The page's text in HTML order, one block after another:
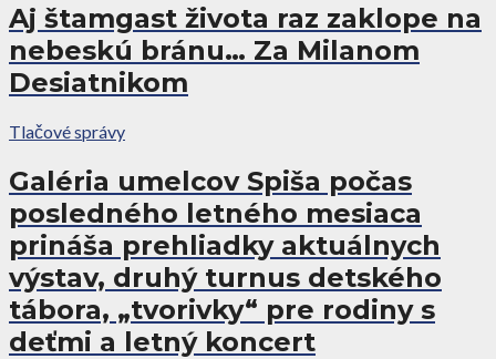
Aj štamgast života raz zaklope na
nebeskú bránu… Za Milanom
Desiatnikom
Tlačové správy
Galéria umelcov Spiša počas
posledného letného mesiaca
prináša prehliadky aktuálnych
výstav, druhý turnus detského
tábora, „tvorivky“ pre rodiny s
deťmi a letný koncert